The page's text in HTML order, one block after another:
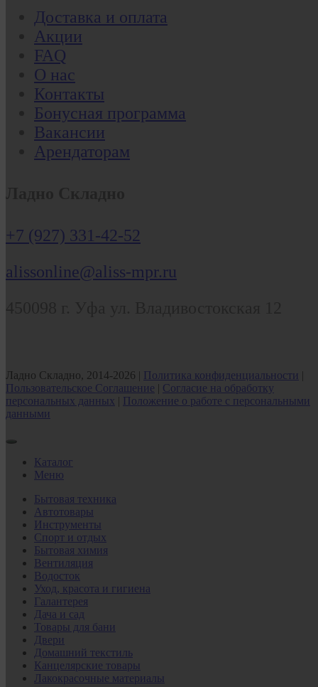
Доставка и оплата
Акции
FAQ
О нас
Контакты
Бонусная программа
Вакансии
Арендаторам
+7 (927) 331-42-52
alissonline@aliss-mpr.ru
Ладно Складно, 2014-2026 | Политика конфиденциальности |
Пользовательское Соглашение | Согласие на обработку
персональных данных | Положение о работе с персональными
данными
Каталог
Меню
Бытовая техника
Автотовары
Инструменты
Спорт и отдых
Бытовая химия
Вентиляция
Водосток
Уход, красота и гигиена
Галантерея
Дача и сад
Товары для бани
Двери
Домашний текстиль
Канцелярские товары
Лакокрасочные материалы